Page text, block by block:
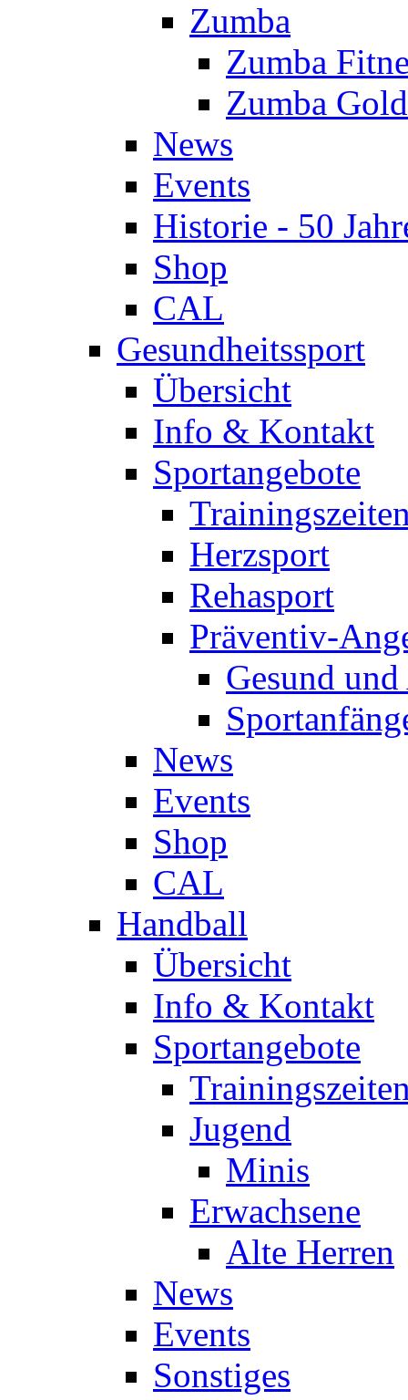
Zumba
Zumba
Zumba Gold
News
Events
Historie - 50
Shop
CAL
Gesundheitssport
Übersicht
Info & Kontakt
Sportangebote
Herzsport
Rehasport
Präventiv-
Gesund
News
Events
Shop
CAL
Handball
Übersicht
Info & Kontakt
Sportangebote
Jugend
Minis
Erwachsene
Alte Herren
News
Events
Sonstiges